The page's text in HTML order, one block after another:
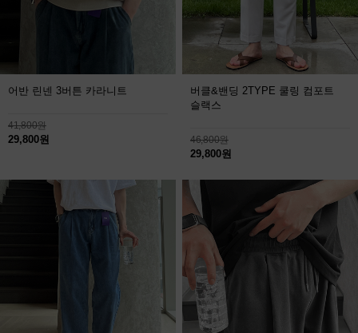
어반 린넨 3버튼 카라니트
41,800원
29,800원
버클&밴딩 2TYPE 쿨링 컴포트
슬랙스
46,800원
29,800원